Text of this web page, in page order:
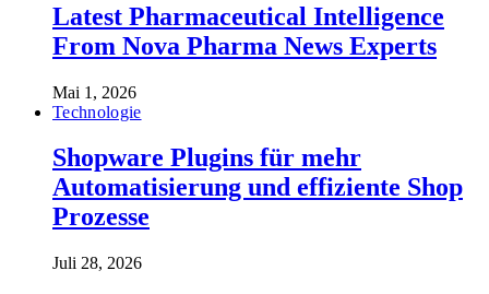
Latest Pharmaceutical Intelligence
From Nova Pharma News Experts
Mai 1, 2026
Technologie
Shopware Plugins für mehr
Automatisierung und effiziente Shop
Prozesse
Juli 28, 2026